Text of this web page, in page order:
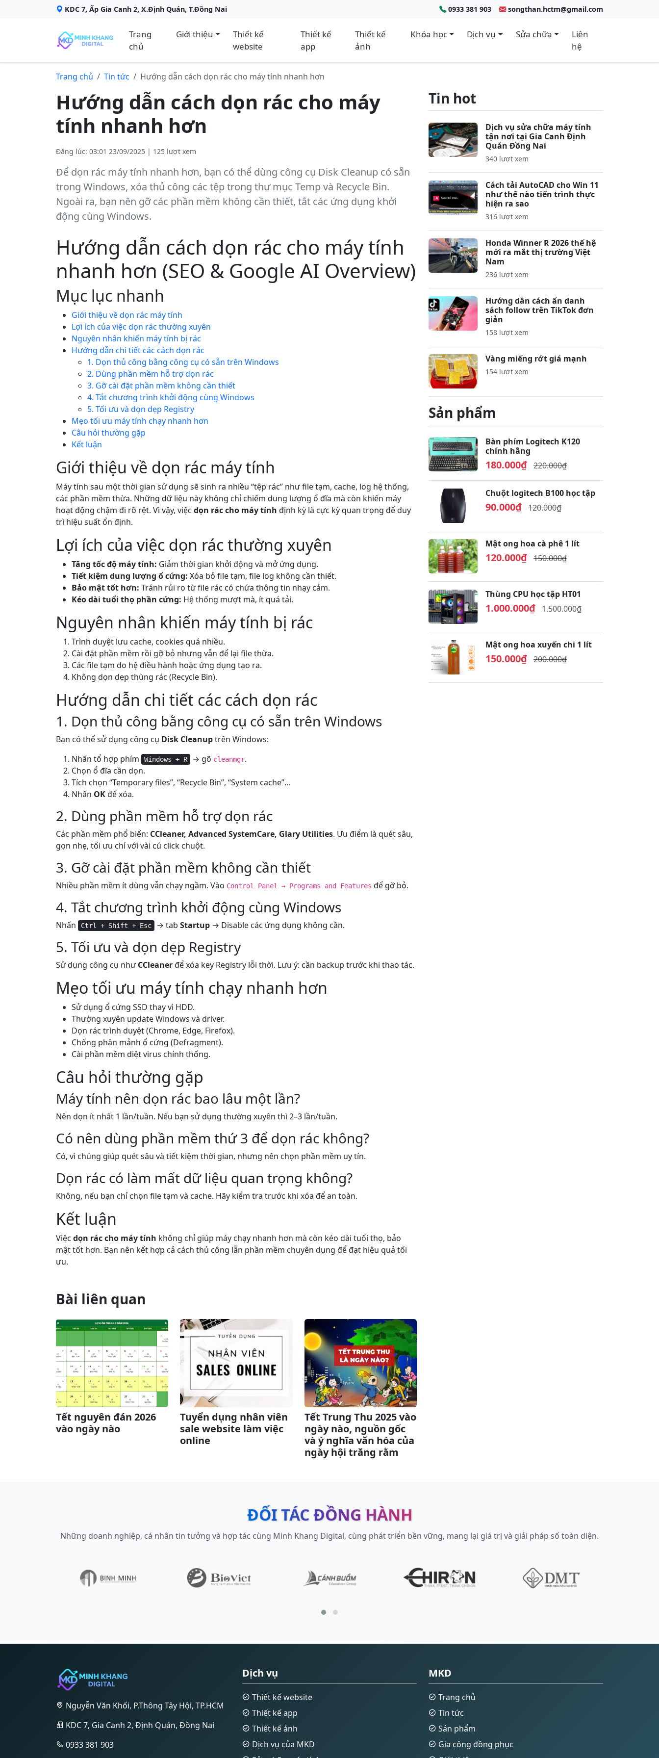
KDC 7, Ấp Gia Canh 2, X.Định Quán, T.Đồng Nai 0933 381 903 songthan.hctm@gmail.com
Trang
chủ
Giới thiệu
Thiết kế
website
Thiết kế
app
Thiết kế
ảnh
Khóa học Dịch vụ Sửa chữa
Liên
hệ
Trang chủ Tin tức Hướng dẫn cách dọn rác cho máy tính nhanh hơn
Hướng dẫn cách dọn rác cho máy
tính nhanh hơn
Đăng lúc: 03:01 23/09/2025 | 125 lượt xem
Để dọn rác máy tính nhanh hơn, bạn có thể dùng công cụ Disk Cleanup có sẵn
trong Windows, xóa thủ công các tệp trong thư mục Temp và Recycle Bin.
Ngoài ra, bạn nên gỡ các phần mềm không cần thiết, tắt các ứng dụng khởi
động cùng Windows.
Hướng dẫn cách dọn rác cho máy tính
nhanh hơn (SEO & Google AI Overview)
Mục lục nhanh
Giới thiệu về dọn rác máy tính
Lợi ích của việc dọn rác thường xuyên
Nguyên nhân khiến máy tính bị rác
Hướng dẫn chi tiết các cách dọn rác
1. Dọn thủ công bằng công cụ có sẵn trên Windows
2. Dùng phần mềm hỗ trợ dọn rác
3. Gỡ cài đặt phần mềm không cần thiết
4. Tắt chương trình khởi động cùng Windows
5. Tối ưu và dọn dẹp Registry
Mẹo tối ưu máy tính chạy nhanh hơn
Câu hỏi thường gặp
Kết luận
Giới thiệu về dọn rác máy tính
Máy tính sau một thời gian sử dụng sẽ sinh ra nhiều “tệp rác” như file tạm, cache, log hệ thống,
các phần mềm thừa. Những dữ liệu này không chỉ chiếm dung lượng ổ đĩa mà còn khiến máy
hoạt động chậm đi rõ rệt. Vì vậy, việc dọn rác cho máy tính định kỳ là cực kỳ quan trọng để duy
trì hiệu suất ổn định.
Lợi ích của việc dọn rác thường xuyên
Tăng tốc độ máy tính: Giảm thời gian khởi động và mở ứng dụng.
Tiết kiệm dung lượng ổ cứng: Xóa bỏ file tạm, file log không cần thiết.
Bảo mật tốt hơn: Tránh rủi ro từ file rác có chứa thông tin nhạy cảm.
Kéo dài tuổi thọ phần cứng: Hệ thống mượt mà, ít quá tải.
Nguyên nhân khiến máy tính bị rác
Trình duyệt lưu cache, cookies quá nhiều.
Cài đặt phần mềm rồi gỡ bỏ nhưng vẫn để lại file thừa.
Các file tạm do hệ điều hành hoặc ứng dụng tạo ra.
Không dọn dẹp thùng rác (Recycle Bin).
Hướng dẫn chi tiết các cách dọn rác
1. Dọn thủ công bằng công cụ có sẵn trên Windows
Bạn có thể sử dụng công cụ Disk Cleanuptrên Windows:
Nhấn tổ hợp phím
Windows + R → gõ cleanmgr.
Chọn ổ đĩa cần dọn.
Tích chọn “Temporary files”, “Recycle Bin”, “System cache”…
Nhấn OKđể xóa.
2. Dùng phần mềm hỗ trợ dọn rác
Các phần mềm phổ biến: CCleaner, Advanced SystemCare, Glary Utilities. Ưu điểm là quét sâu,
gọn nhẹ, tối ưu chỉ với vài cú click chuột.
3. Gỡ cài đặt phần mềm không cần thiết
Nhiều phần mềm ít dùng vẫn chạy ngầm. Vào Control Panel → Programs and Features để gỡ bỏ.
4. Tắt chương trình khởi động cùng Windows
Nhấn Ctrl + Shift + Esc → tab Startup → Disable các ứng dụng không cần.
5. Tối ưu và dọn dẹp Registry
Sử dụng công cụ nhưCCleanerđể xóa key Registry lỗi thời. Lưu ý: cần backup trước khi thao tác.
Mẹo tối ưu máy tính chạy nhanh hơn
Sử dụng ổ cứng SSD thay vì HDD.
Thường xuyên update Windows và driver.
Dọn rác trình duyệt (Chrome, Edge, Firefox).
Chống phân mảnh ổ cứng (Defragment).
Cài phần mềm diệt virus chính thống.
Câu hỏi thường gặp
Máy tính nên dọn rác bao lâu một lần?
Nên dọn ít nhất 1 lần/tuần. Nếu bạn sử dụng thường xuyên thì 2–3 lần/tuần.
Có nên dùng phần mềm thứ 3 để dọn rác không?
Có, vì chúng giúp quét sâu và tiết kiệm thời gian, nhưng nên chọn phần mềm uy tín.
Dọn rác có làm mất dữ liệu quan trọng không?
Không, nếu bạn chỉ chọn file tạm và cache. Hãy kiểm tra trước khi xóa để an toàn.
Kết luận
Việc dọn rác cho máy tính không chỉ giúp máy chạy nhanh hơn mà còn kéo dài tuổi thọ, bảo
mật tốt hơn. Bạn nên kết hợp cả cách thủ công lẫn phần mềm chuyên dụng để đạt hiệu quả tối
ưu.
Bài liên quan
Tết nguyên đán 2026
vào ngày nào
Tuyển dụng nhân viên
sale website làm việc
online
Tết Trung Thu 2025 vào
ngày nào, nguồn gốc
và ý nghĩa văn hóa của
ngày hội trăng rằm
Tin hot
Dịch vụ sửa chữa máy tính
tận nơi tại Gia Canh Định
Quán Đồng Nai
340 lượt xem
Cách tải AutoCAD cho Win 11
như thế nào tiến trình thực
hiện ra sao
316 lượt xem
Honda Winner R 2026 thế hệ
mới ra mắt thị trường Việt
Nam
236 lượt xem
Hướng dẫn cách ẩn danh
sách follow trên TikTok đơn
giản
158 lượt xem
Vàng miếng rớt giá mạnh
154 lượt xem
Sản phẩm
Bàn phím Logitech K120
chính hãng
180.000₫ 220.000₫
Chuột logitech B100 học tập
90.000₫ 120.000₫
Mật ong hoa cà phê 1 lít
120.000₫ 150.000₫
Thùng CPU học tập HT01
1.000.000₫ 1.500.000₫
Mật ong hoa xuyến chi 1 lít
150.000₫ 200.000₫
ĐỐI TÁC ĐỒNG HÀNH
Những doanh nghiệp, cá nhân tin tưởng và hợp tác cùng Minh Khang Digital, cùng phát triển bền vững, mang lại giá trị và giải pháp số toàn diện.
Nguyễn Văn Khối, P.Thông Tây Hội, TP.HCM
KDC 7, Gia Canh 2, Định Quán, Đồng Nai
0933 381 903
Dịch vụ
Thiết kế website
Thiết kế app
Thiết kế ảnh
Dịch vụ của MKD
MKD
Trang chủ
Tin tức
Sản phẩm
Gia công đồng phục